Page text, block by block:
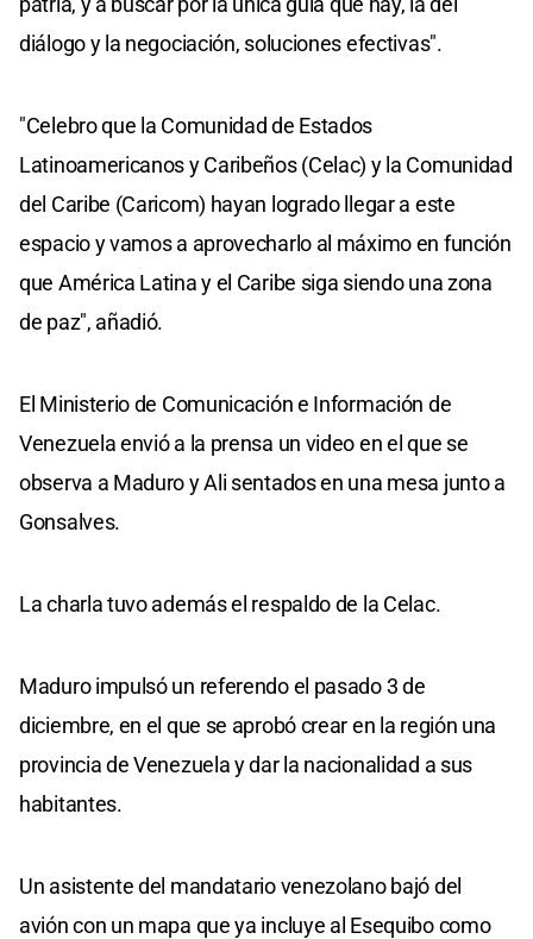
diálogo y la negociación, soluciones efectivas".
"Celebro que la Comunidad de Estados
Latinoamericanos y Caribeños (Celac) y la Comunidad
del Caribe (Caricom) hayan logrado llegar a este
espacio y vamos a aprovecharlo al máximo en función
que América Latina y el Caribe siga siendo una zona
de paz", añadió.
El Ministerio de Comunicación e Información de
Venezuela envió a la prensa un video en el que se
observa a Maduro y Ali sentados en una mesa junto a
Gonsalves.
La charla tuvo además el respaldo de la Celac.
Maduro impulsó un referendo el pasado 3 de
diciembre, en el que se aprobó crear en la región una
provincia de Venezuela y dar la nacionalidad a sus
habitantes.
Un asistente del mandatario venezolano bajó del
avión con un mapa que ya incluye al Esequibo como